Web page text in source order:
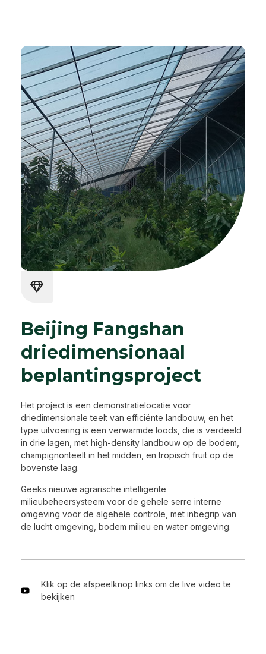
Beijing Fangshan
driedimensionaal
beplantingsproject
Het project is een demonstratielocatie voor
driedimensionale teelt van efficiënte landbouw, en het
type uitvoering is een verwarmde loods, die is verdeeld
in drie lagen, met high-density landbouw op de bodem,
champignonteelt in het midden, en tropisch fruit op de
bovenste laag.
Geeks nieuwe agrarische intelligente
milieubeheersysteem voor de gehele serre interne
omgeving voor de algehele controle, met inbegrip van
de lucht omgeving, bodem milieu en water omgeving.
Klik op de afspeelknop links om de live video te
bekijken